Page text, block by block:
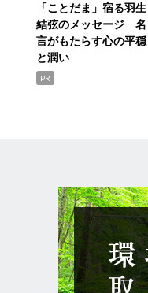
「ことだま」宿る羽生
結弦のメッセージ 名
言がもたらす心の平穏
と潤い
PR